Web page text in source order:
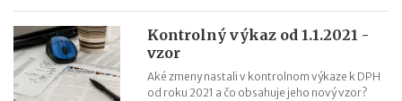
Kontrolný výkaz od 1.1.2021 -
vzor
Aké zmeny nastali v kontrolnom výkaze k DPH
od roku 2021 a čo obsahuje jeho nový vzor?